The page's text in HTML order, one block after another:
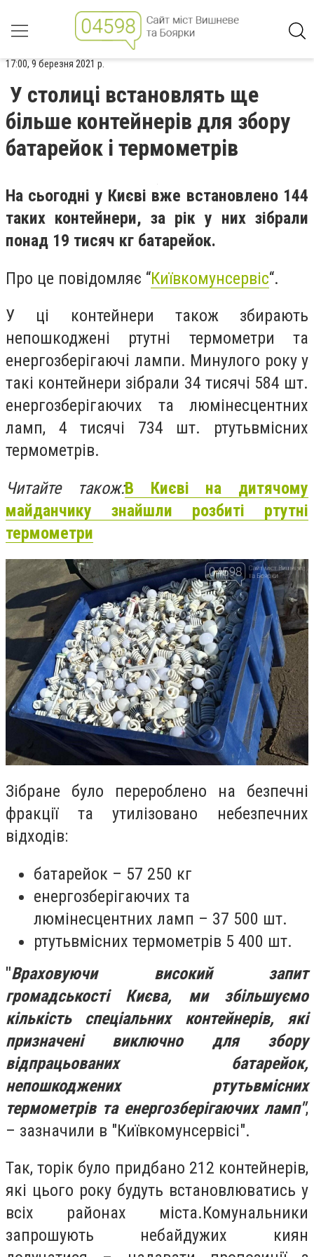
17:00, 9 березня 2021 р.
У столиці встановлять ще
більше контейнерів для збору
батарейок і термометрів
На сьогодні у Києві вже встановлено 144
таких контейнери, за рік у них зібрали
понад 19 тисяч кг батарейок.
Про це повідомляє “Київкомунсервіс“.
У ці контейнери також збирають
непошкоджені ртутні термометри та
енергозберігаючі лампи. Минулого року у
такі контейнери зібрали 34 тисячі 584 шт.
енергозберігаючих та люмінесцентних
ламп, 4 тисячі 734 шт. ртутьвмісних
термометрів.
Читайте також:В Києві на дитячому
майданчику знайшли розбиті ртутні
термометри
Зібране було перероблено на безпечні
фракції таутилізовано небезпечних
відходів:
батарейок – 57 250 кг
енергозберігаючих та
люмінесцентних ламп – 37 500 шт.
ртутьвмісних термометрів 5 400 шт.
"Враховуючи високий запит
громадськості Києва, ми збільшуємо
кількість спеціальних контейнерів, які
призначені виключно для збору
відпрацьованих батарейок,
непошкоджених ртутьвмісних
термометрів та енергозберігаючих ламп",
– зазначили в "Київкомунсервісі".
Так, торік було придбано 212 контейнерів,
які цього року будуть встановлюватись у
всіх районах міста.Комунальники
запрошують небайдужих киян